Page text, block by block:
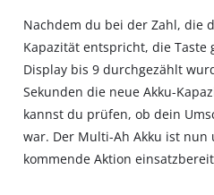
Nachdem du bei der Zahl, die
Kapazität entspricht, die Taste
Display bis 9 durchgezählt
Sekunden die neue Akku-
kannst du prüfen, ob dein
war. Der Multi-Ah Akku ist
kommende Aktion